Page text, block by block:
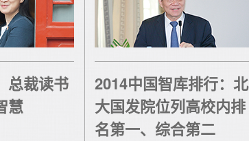
总裁读书
慧
2014中国智库排行：北
大国发院位列高校内排
名第一、综合第二